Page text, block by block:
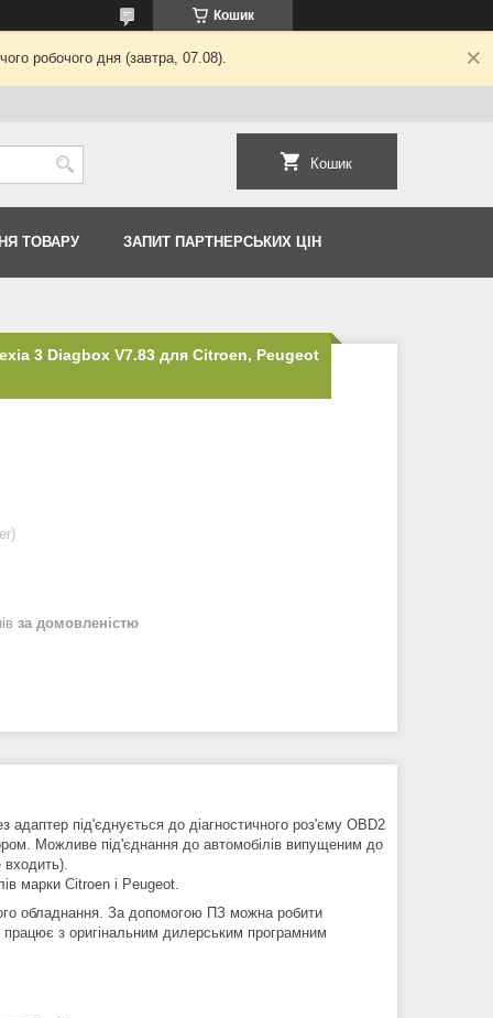
Кошик
робочого дня (завтра, 07.08).
Кошик
ТОВАРУ ЗАПИТ ПАРТНЕРСЬКИХ ЦІН
3 Diagbox V7.83 для Citroen, Peugeot
за домовленістю
під'єднується до діагностичного роз'єму OBD2
Можливе під'єднання до автомобілів випущеним до
марки Citroen і Peugeot.
обладнання. За допомогою ПЗ можна робити
працює з оригінальним дилерським програмним